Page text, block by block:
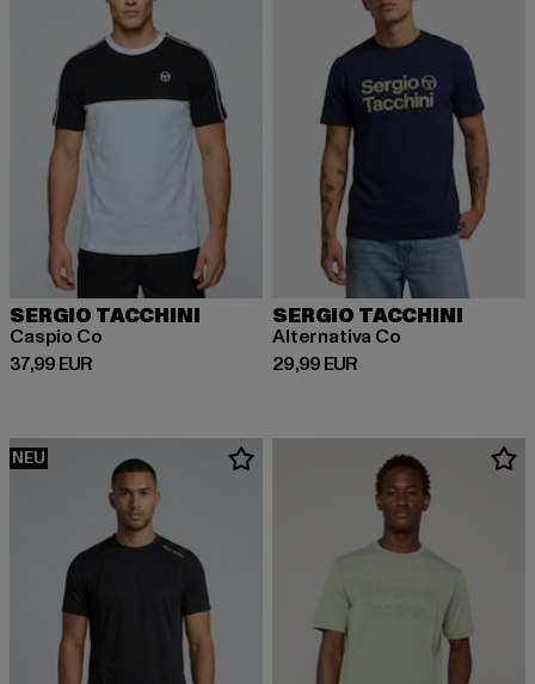
SERGIO TACCHINI
Caspio Co
37,99 EUR
Derzeitiger Preis: 37,99 EUR
SERGIO TACCHINI
Alternativa Co
29,99 EUR
Derzeitiger Preis: 29,99 EUR
NEU